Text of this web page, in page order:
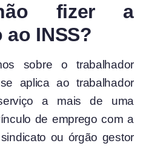
fizer a
INSS?
sobre o trabalhador
aplica ao trabalhador
a mais de uma
de emprego com a
ou órgão gestor